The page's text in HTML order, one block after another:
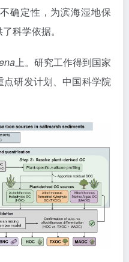
确定性，为滨海湿地保
科学依据。
上。研究工作得到国家
点研发计划、中国科学院